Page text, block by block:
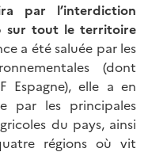
par l’interdiction
sur tout le territoire
a été saluée par les
(dont
Espagne), elle a en
par les principales
du pays, ainsi
régions où vit